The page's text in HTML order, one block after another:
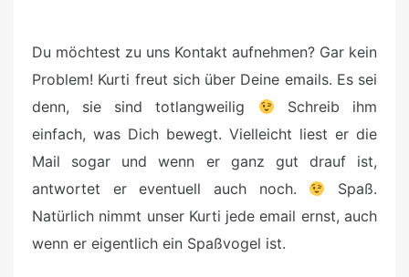
Du möchtest zu uns Kontakt aufnehmen? Gar kein
Problem! Kurti freut sich über Deine emails. Es sei
denn, sie sind totlangweilig
Schreib ihm
einfach, was Dich bewegt. Vielleicht liest er die
Mail sogar und wenn er ganz gut drauf ist,
antwortet er eventuell auch noch.
Spaß.
Natürlich nimmt unser Kurti jede email ernst, auch
wenn er eigentlich ein Spaßvogel ist.